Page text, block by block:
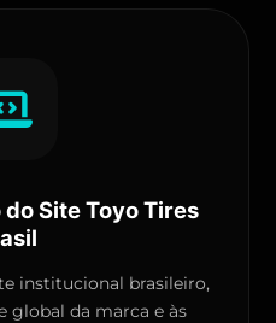
Site Toyo Tires
institucional brasileiro,
global da marca e às